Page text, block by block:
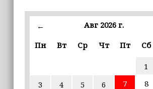
16:47
землетрясения, рассказала
16:12
← Авг 2026 г.
Пн
Вт Ср Чт Пт Сб
1
3
4 5 6 7 8